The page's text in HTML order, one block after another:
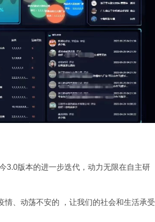
3.0版本的进一步迭代，动力无限在自主研
、动荡不安的 ，让我们的社会和生活承受
搭建网站，核心价值到底体现在哪里？